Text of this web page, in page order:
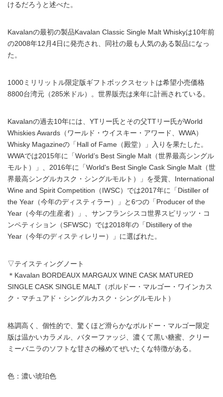
けるだろうと述べた。
Kavalanの最初の製品Kavalan Classic Single Malt Whiskyは10年前
の2008年12月4日に発売され、同社の最も人気のある製品になっ
た。
1000ミリリットル限定版ギフトボックスセットは希望小売価格
8800台湾元（285米ドル）。世界販売は来年に計画されている。
Kavalanの過去10年には、YTリー氏とその父TTリー氏がWorld
Whiskies Awards（ワールド・ウイスキー・アワード、WWA）
Whisky Magazineの「Hall of Fame（殿堂）」入りを果たした。
WWAでは2015年に「World’s Best Single Malt（世界最高シングル
モルト）」、2016年に「World's Best Single Cask Single Malt（世
界最高シングルカスク・シングルモルト）」を受賞、International
Wine and Spirit Competition（IWSC）では2017年に「Distiller of
the Year（今年のディスティラー）」と6つの「Producer of the
Year（今年の生産者）」、サンフランシスコ世界スピリッツ・コ
ンペティション（SFWSC）では2018年の「Distillery of the
Year（今年のディスティレリー）」に選ばれた。
▽テイスティングノート
＊Kavalan BORDEAUX MARGAUX WINE CASK MATURED
SINGLE CASK SINGLE MALT（ボルドー・マルゴー・ワインカス
ク・マチュアド・シングルカスク・シングルモルト）
格調高く、個性的で、驚くほど滑らかなボルドー・マルゴー限定
版は温かいカラメル、バターファッジ、濃くて黒い糖蜜、クリー
ミーバニラのソフトな甘さの極めてぜいたくな特徴がある。
色：濃い琥珀色